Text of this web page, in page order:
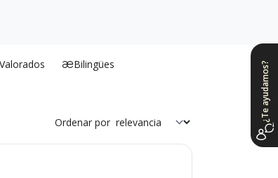
Bilingües
Ordenar por ¿Te ayudamos?